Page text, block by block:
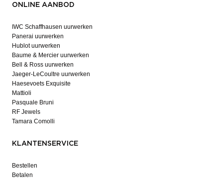
ONLINE AANBOD
IWC Schaffhausen uurwerken
Panerai uurwerken
Hublot uurwerken
Baume & Mercier uurwerken
Bell & Ross uurwerken
Jaeger-LeCoultre uurwerken
Haesevoets Exquisite
Mattioli
Pasquale Bruni
RF Jewels
Tamara Comolli
KLANTENSERVICE
Bestellen
Betalen